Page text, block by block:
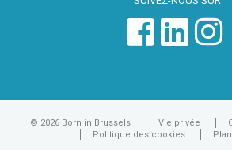
© 2026 Born in Brussels Vie privée
Politique des cookies